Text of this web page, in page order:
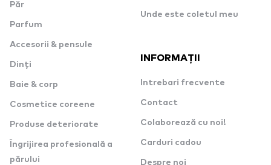
Păr
Parfum
Accesorii & pensule
Dinți
Baie & corp
Cosmetice coreene
Produse deteriorate
Îngrijirea profesională a
părului
Unde este coletul meu
INFORMAȚII
Intrebari frecvente
Contact
Colaborează cu noi!
Carduri cadou
Despre noi